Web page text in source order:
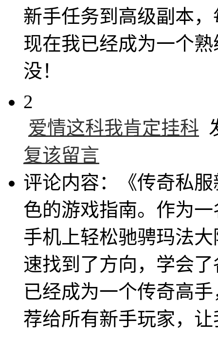
新手任务到高级副本
现在我已经成为一个
没！
2
爱情这科我肯定挂科
复该留言
评论内容：《传奇私
色的游戏指南。作为
手机上轻松驰骋玛法
速找到了方向，学会
已经成为一个传奇高
荐给所有新手玩家，